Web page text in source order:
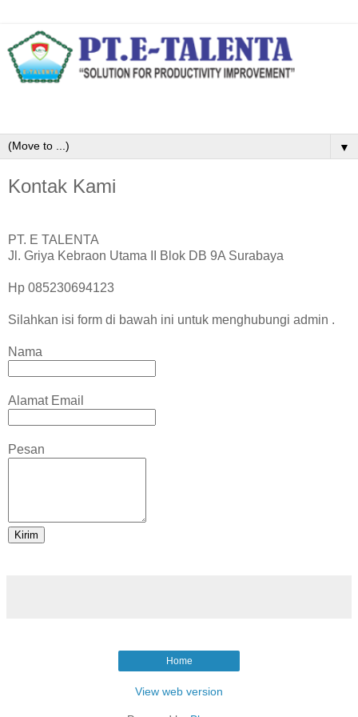
▼
Kontak Kami
PT. E TALENTA
Jl. Griya Kebraon Utama II Blok DB 9A Surabaya
Hp 085230694123
Silahkan isi form di bawah ini untuk menghubungi admin .
Nama
Alamat Email
Pesan
Home
View web version